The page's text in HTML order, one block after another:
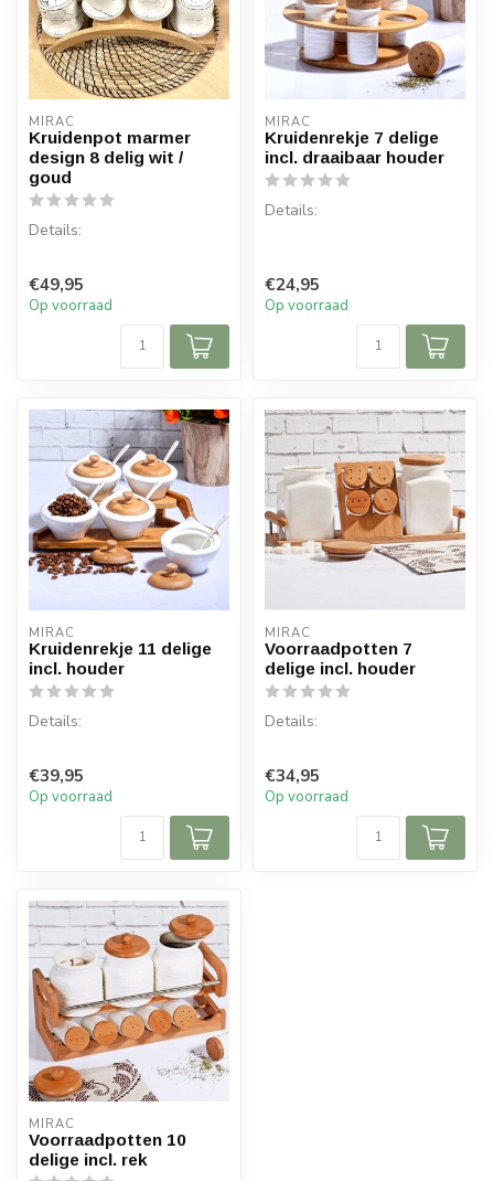
MIRAC
Kruidenpot marmer
design 8 delig wit /
goud
Details:
3 x grote pot (Diameter 10
cm en hoogte 16,5...
€49,95
Op voorraad
MIRAC
Kruidenrekje 7 delige
incl. draaibaar houder
Details:
Diameter houder: 20 cm
Hoogte houd...
€24,95
Op voorraad
MIRAC
Kruidenrekje 11 delige
incl. houder
Details:
delen
Afmeting houder: 30 x 16
€39,95
Op voorraad
MIRAC
Voorraadpotten 7
delige incl. houder
Details:
delen
Afmeting houder: 38 x 13
€34,95
Op voorraad
MIRAC
Voorraadpotten 10
delige incl. rek